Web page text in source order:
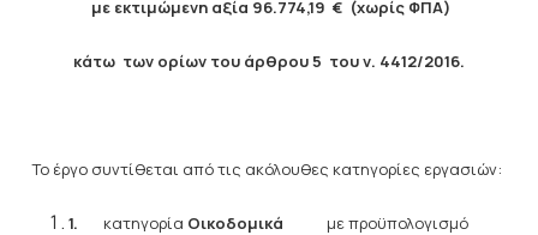
με εκτιμώμενη αξία 96.774,19 € (χωρίς ΦΠΑ)
κάτω των ορίων του άρθρου 5 του ν. 4412/2016.
Το έργο συντίθεται από τις ακόλουθες κατηγορίες εργασιών:
1. κατηγορία Οικοδομικά
με προϋπολογισμό